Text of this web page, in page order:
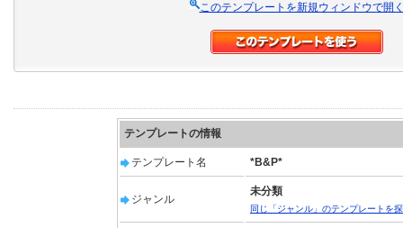
このテンプレートを新規ウィンドウで開
テンプレートの情報
テンプレート名 *B&P*
ジャンル
未分類
同じ「ジャンル」のテンプレートを